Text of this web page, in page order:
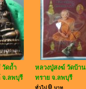
วัดถ้ำ
จ.ลพบุรี
หลวงปู่สงฆ์ วัดบ้าน
ทราย จ.ลพบุรี
ทั่วไป 0 บาท